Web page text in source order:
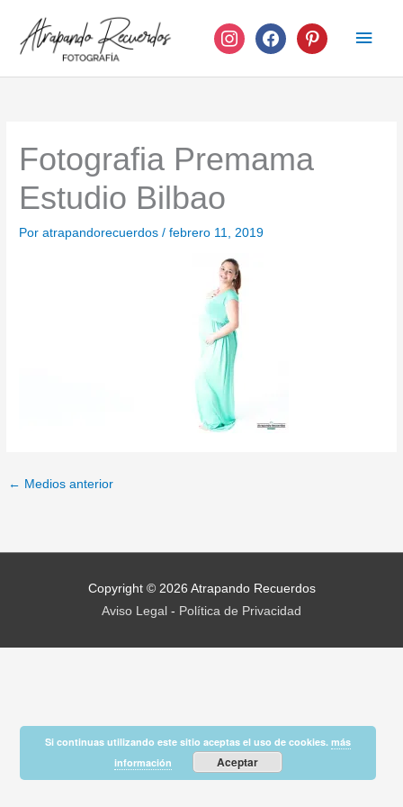
contenido
instagramfacebook pinterest
Fotografia Premama
Estudio Bilbao
Poratrapandorecuerdos/febrero 11, 2019
← Medios anterior
Copyright © 2026 Atrapando Recuerdos
Aviso Legal - Política de Privacidad
Si continuas utilizando este sitio aceptas el uso de cookies.más
información
Aceptar